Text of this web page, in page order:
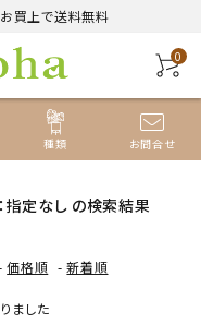
買上で送料無料
0
種類 お問合せ
指定なし の検索結果
価格順 -新着順
ました